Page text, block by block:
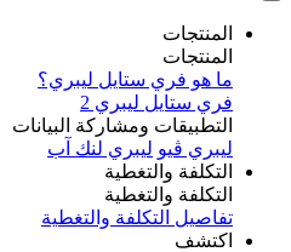
المنتجات
المنتجات
ما هو فري ستايل ليبري؟
فري ستايل ليبري 2
التطبيقات ومشاركة البيانات
ليبري ڤيو ليبري لنك آب
التكلفة والتغطية
التكلفة والتغطية
تفاصيل التكلفة والتغطية
اكتشف​